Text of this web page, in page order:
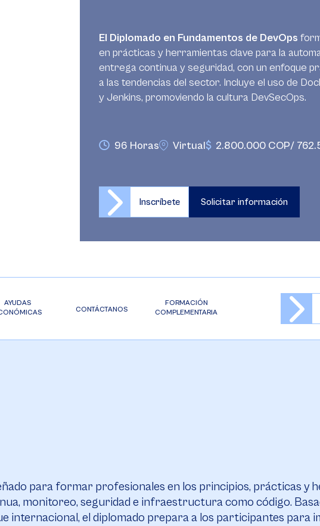
El Diplomado en Fundamentos de DevOps
en prácticas y herramientas clave para la
entrega continua y seguridad, con un enfoque
a las tendencias del sector. Incluye el uso de
y Jenkins, promoviendo la cultura DevSecOps.
96 Horas Virtual 2.800.000 COP/
Inscríbete Solicitar información
AYUDAS
CONTÁCTANOS
FORMACIÓN
COMPLEMENTARIA
para formar profesionales en los principios, prácticas y
monitoreo, seguridad e infraestructura como código.
internacional, el diplomado prepara a los participantes para